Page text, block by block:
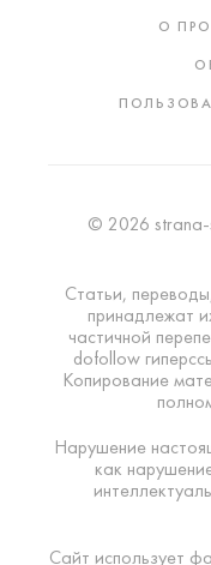
О
© 2026 strana-
Статьи,
принадлежат
частичной
dofollow
Копирование
Нарушение
как
Сайт использует